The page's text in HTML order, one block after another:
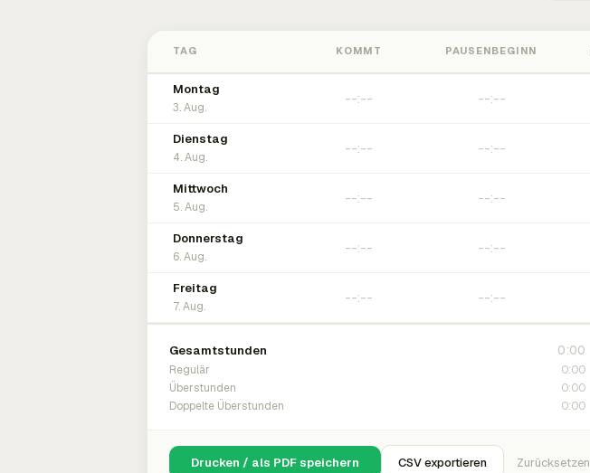
TAG KOMMT PAUSENBEGINN
Montag
3. Aug.
Dienstag
4. Aug.
Mittwoch
5. Aug.
Donnerstag
6. Aug.
Freitag
7. Aug.
Gesamtstunden 0:00
Regulär 0:00
Überstunden 0:00
Doppelte Überstunden 0:00
Drucken / als PDF speichern CSV exportieren Zurücksetzen